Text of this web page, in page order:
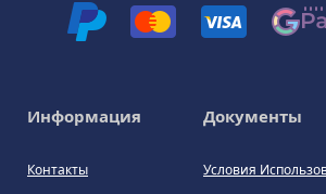
Информация
Контакты
Документы
Условия